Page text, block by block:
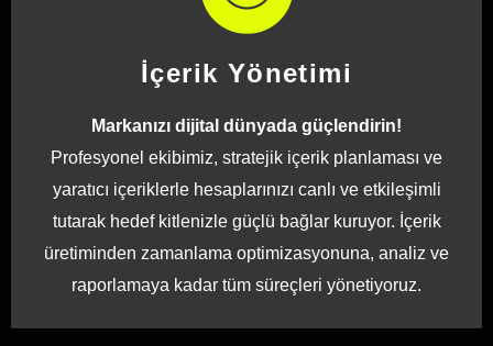
İçerik Yönetimi
Markanızı dijital dünyada güçlendirin!
Profesyonel ekibimiz, stratejik içerik planlaması ve
yaratıcı içeriklerle hesaplarınızı canlı ve etkileşimli
tutarak hedef kitlenizle güçlü bağlar kuruyor. İçerik
üretiminden zamanlama optimizasyonuna, analiz ve
raporlamaya kadar tüm süreçleri yönetiyoruz.